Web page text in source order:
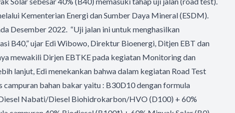
Kementerian Energi dan Sumber Daya Mineral (ESDM).
Desember 2022. “Uji jalan ini untuk menghasilkan
B40,” ujar Edi Wibowo, Direktur Bioenergi, Ditjen EBT dan
mewakili Dirjen EBTKE pada kegiatan Monitoring dan
lanjut, Edi menekankan bahwa dalam kegiatan Road Test
campuran bahan bakar yaitu : B30D10 dengan formula
Nabati/Diesel Biohidrokarbon/HVO (D100) + 60%